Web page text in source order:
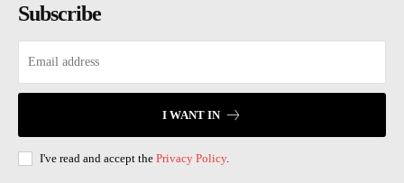
Subscribe
I WANT IN
I've read and accept the Privacy Policy.